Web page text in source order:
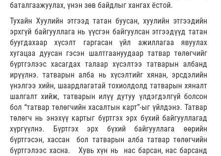
баталгаажуулах, үнэн зөв байдлыг хангах ёстой.
Тухайн Хуулийн этгээд татан буусан, хуулийн этгээдийн
эрхгүй байгууллага нь үүсгэн байгуулсан этгээдүүд татан
буугдахаар хүсэлт гаргасан үйл ажиллагаа явуулах
хугацаа дуусан гэсэн шалтгаануудаар татвар төлөгчийг
бүртгэлээс хасагдах талаар хүсэлтээ татварын албанд
ирүүлнэ. татварын алба нь хүсэлтийг хянан, эрсдэлийн
үнэлгээ хийн, шаардлагатай тохиолдолд татварын хяналт
шалгалт хийж, татварын илүү дутуу үлдэгдэлгүй болсон
бол “татвар төлөгчийн хасалтын карт”-ыг үйлдэнэ. Татвар
төлөгч нь энэхүү картыг бүртгэх эрх бүхий байгууллагад
хүргүүлнэ. Бүртгэх эрх бүхий байгууллага өөрийн
бүртгэсэн, хассан бол татварын алба татвар төлөгчийн
бүртгэлээс хасна. Хувь хүн нь нас барсан, нас барсанд